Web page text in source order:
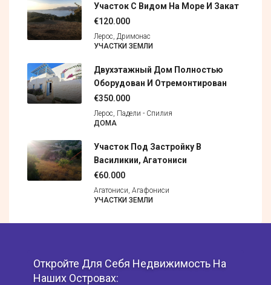
Участок С Видом На Море И Закат
€120.000
Лерос, Дримонас
УЧАСТКИ ЗЕМЛИ
Двухэтажный Дом Полностью
Оборудован И Отремонтирован
€350.000
Лерос, Падели - Спилия
ДОМА
Участок Под Застройку В
Василикии, Агатониси
€60.000
Агатониси, Агафониси
УЧАСТКИ ЗЕМЛИ
Откройте Для Себя Недвижимость На
Наших Островах: